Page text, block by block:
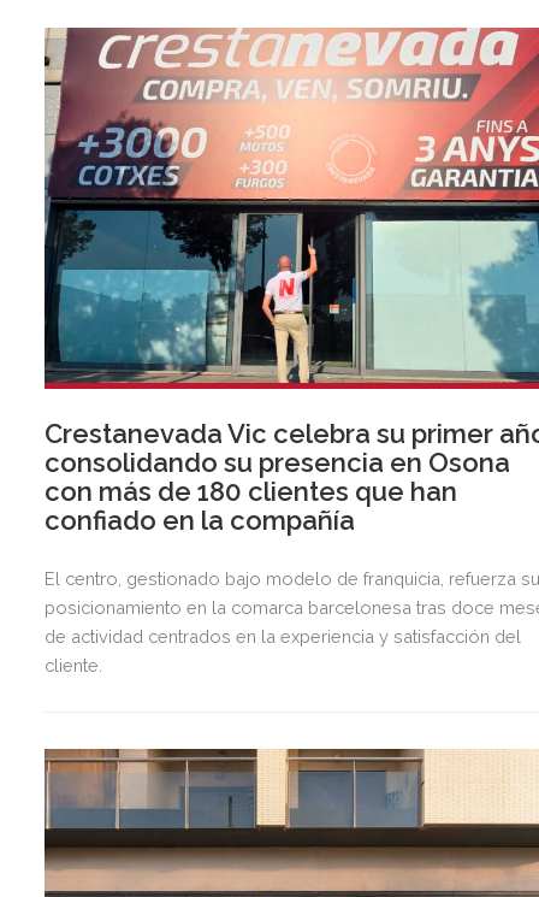
Crestanevada Vic celebra su primer
consolidando su presencia en Osona
con más de 180 clientes que han
confiado en la compañía
El centro, gestionado bajo modelo de franquicia, refuerza
posicionamiento en la comarca barcelonesa tras doce
de actividad centrados en la experiencia y satisfacción del
cliente.